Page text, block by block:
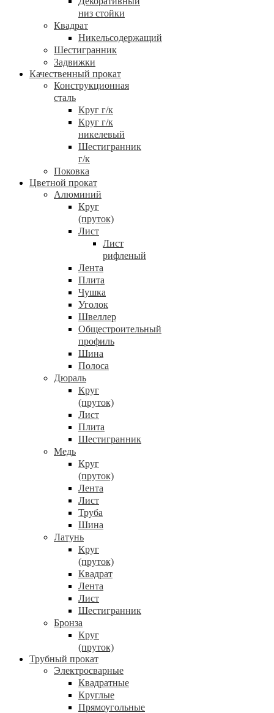
низ стойки
Квадрат
Никельсодержащий
Шестигранник
Задвижки
Качественный прокат
Конструкционная
сталь
Круг г/к
Круг г/к
никелевый
Шестигранник
г/к
Поковка
Цветной прокат
Алюминий
Круг
(пруток)
Лист
Лист
рифленый
Лента
Плита
Чушка
Уголок
Швеллер
Общестроительный
профиль
Шина
Полоса
Дюраль
Круг
(пруток)
Лист
Плита
Шестигранник
Медь
Круг
(пруток)
Лента
Лист
Труба
Шина
Латунь
Круг
(пруток)
Квадрат
Лента
Лист
Шестигранник
Бронза
Круг
(пруток)
Трубный прокат
Электросварные
Квадратные
Круглые
Прямоугольные